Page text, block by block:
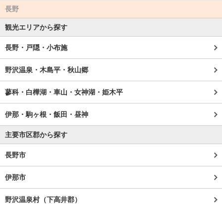
長野
観光エリアから探す
長野・戸隠・小布施
野沢温泉・木島平・秋山郷
蓼科・白樺湖・車山・女神湖・姫木平
伊那・駒ヶ根・飯田・昼神
主要市区郡から探す
長野市
伊那市
野沢温泉村（下高井郡）